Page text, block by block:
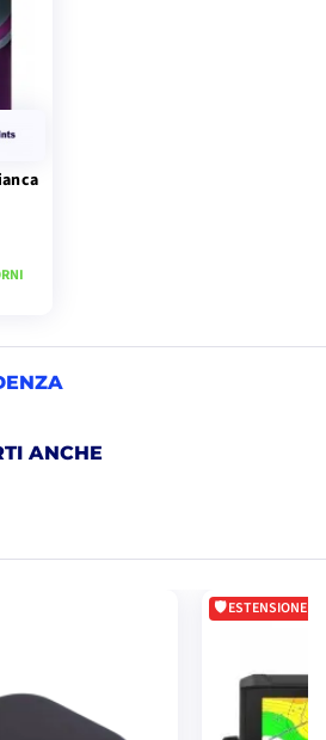
ANCHE
ESTENSIONE DI